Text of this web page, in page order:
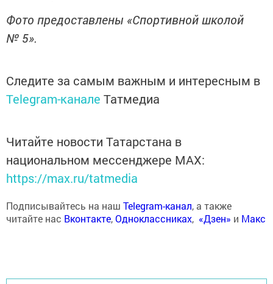
Фото предоставлены «Спортивной школой
№ 5».
Следите за самым важным и интересным в
Telegram-канале Татмедиа
Читайте новости Татарстана в
национальном мессенджере MАХ:
https://max.ru/tatmedia
Подписывайтесь на наш Telegram-канал, а также
читайте нас Вконтакте,Одноклассниках, «Дзен» и Макс